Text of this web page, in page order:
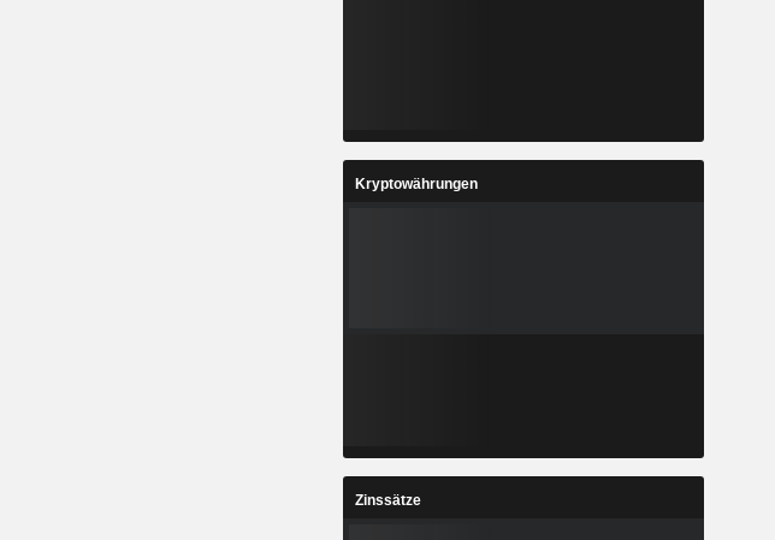
Kryptowährungen
Zinssätze